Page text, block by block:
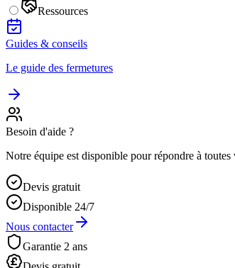
Ressources
Guides & conseils
Le guide des fermetures
Besoin d'aide ?
Notre équipe est disponible pour répondre à toutes
Devis gratuit
Disponible 24/7
Nous contacter
Garantie 2 ans